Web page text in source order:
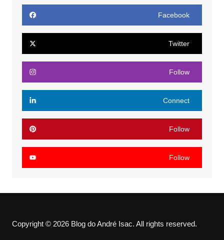
Facebook
Twitter
Follow
Connect
Follow
Follow
Copyright © 2026 Blog do André Isac. All rights reserved.